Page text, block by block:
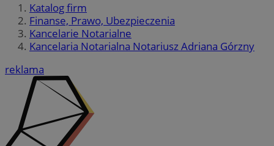
Katalog firm
Finanse, Prawo, Ubezpieczenia
Kancelarie Notarialne
Kancelaria Notarialna Notariusz Adriana Górzny
reklama